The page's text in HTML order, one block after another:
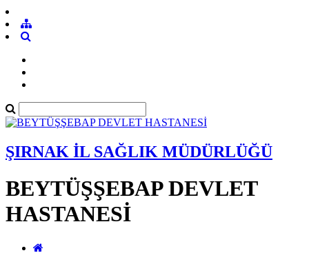
ŞIRNAK İL SAĞLIK MÜDÜRLÜĞÜ
BEYTÜŞŞEBAP DEVLET
HASTANESİ